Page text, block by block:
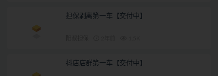
担保剥离第一车【交付中】
抖店店群第一车【交付中】